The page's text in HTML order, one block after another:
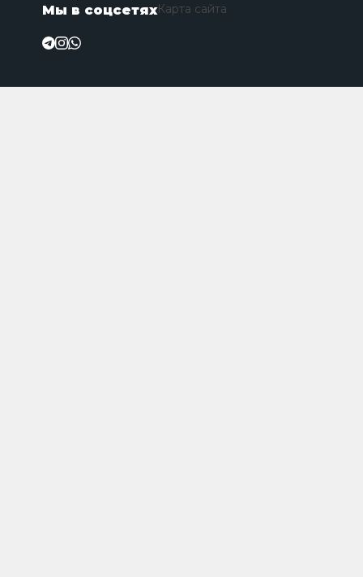
Мы в соцсетяхКарта сайта